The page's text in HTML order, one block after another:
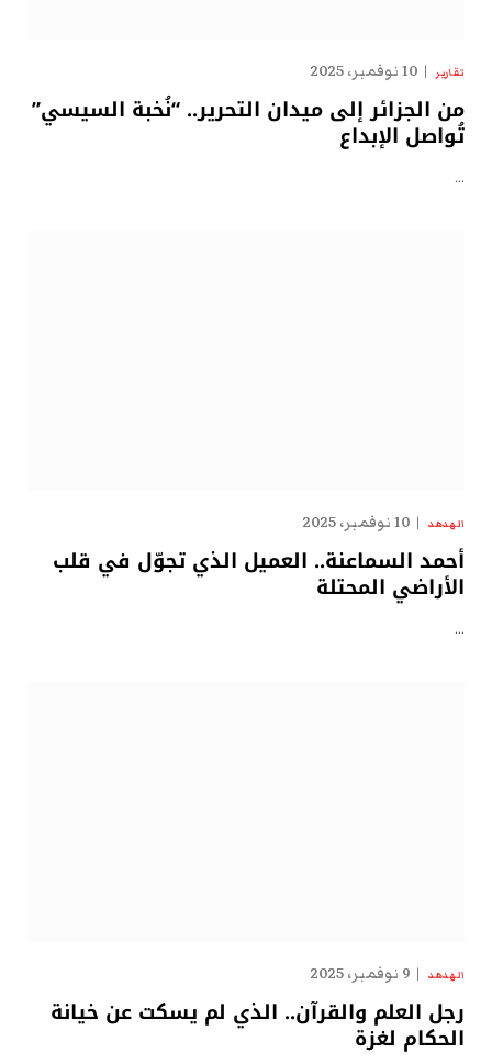
تقارير 10 نوفمبر، 2025
من الجزائر إلى ميدان التحرير.. “نُخبة السيسي”
تُواصل الإبداع
…
الهدهد 10 نوفمبر، 2025
أحمد السماعنة.. العميل الذي تجوّل في قلب
الأراضي المحتلة
…
الهدهد 9 نوفمبر، 2025
رجل العلم والقرآن.. الذي لم يسكت عن خيانة
الحكام لغزة